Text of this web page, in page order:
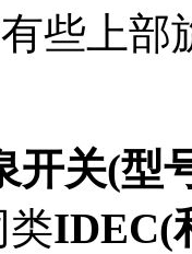
些上部
开关(型
类IDEC(